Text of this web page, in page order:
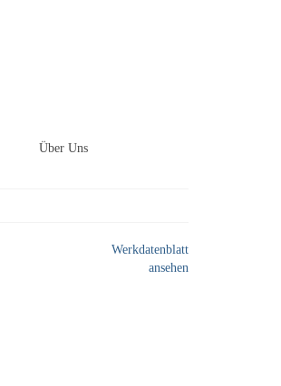
Über Uns
Werkdatenblatt
ansehen